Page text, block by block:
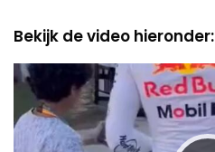
Bekijk de video hieronder:
Video
Player